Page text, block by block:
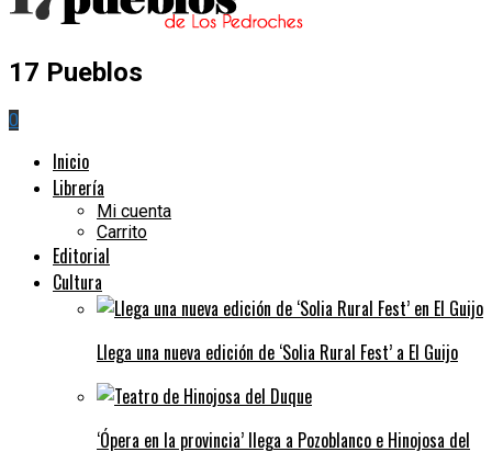
17 Pueblos
0
Inicio
Librería
Mi cuenta
Carrito
Editorial
Cultura
Llega una nueva edición de ‘Solia Rural Fest’ a El Guijo
‘Ópera en la provincia’ llega a Pozoblanco e Hinojosa del